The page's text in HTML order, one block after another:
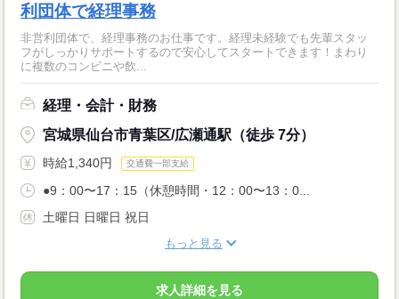
利団体で経理事務
非営利団体で、経理事務のお仕事です。経理未経験でも先輩スタッ
フがしっかりサポートするので安心してスタートできます！まわり
に複数のコンビニや飲...
経理・会計・財務
宮城県仙台市青葉区/広瀬通駅（徒歩 7分）
時給1,340円 交通費一部支給
●9：00〜17：15（休憩時間・12：00〜13：0...
土曜日 日曜日 祝日
もっと見る
求人詳細を見る